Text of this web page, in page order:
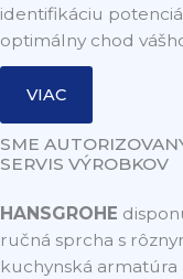
identifikáciu
optimálny chod
VIAC
SME
SERVIS VÝROBKOV
HANSGROHE
ručná sprcha s
kuchynská